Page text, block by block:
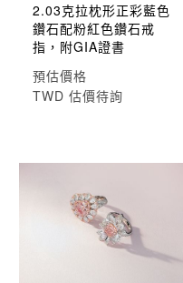
2.03克拉枕形正彩藍色
鑽石配粉紅色鑽石戒
指，附GIA證書
預估價格
TWD 估價待詢